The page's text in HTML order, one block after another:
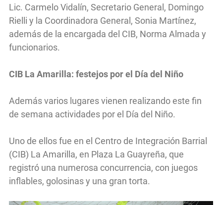
Lic. Carmelo Vidalín, Secretario General, Domingo
Rielli y la Coordinadora General, Sonia Martínez,
además de la encargada del CIB, Norma Almada y
funcionarios.
CIB La Amarilla: festejos por el Día del Niño
Además varios lugares vienen realizando este fin
de semana actividades por el Día del Niño.
Uno de ellos fue en el Centro de Integración Barrial
(CIB) La Amarilla, en Plaza La Guayreña, que
registró una numerosa concurrencia, con juegos
inflables, golosinas y una gran torta.